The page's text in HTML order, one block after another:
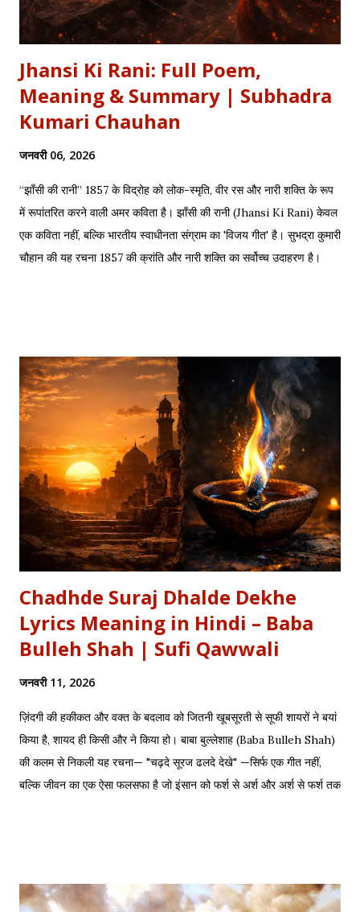
Jhansi Ki Rani: Full Poem,
Meaning & Summary | Subhadra
Kumari Chauhan
जनवरी 06, 2026
“झाँसी की रानी” 1857 के विद्रोह को लोक-स्मृति, वीर रस और नारी शक्ति के रूप
में रूपांतरित करने वाली अमर कविता है। झाँसी की रानी (Jhansi Ki Rani) केवल
एक कविता नहीं, बल्कि भारतीय स्वाधीनता संग्राम का 'विजय गीत' है। सुभद्रा कुमारी
चौहान की यह रचना 1857 की क्रांति और नारी शक्ति का सर्वोच्च उदाहरण है।
अपनी इच्छा से विद्रोह किया और इतिहास बदल दिया, ठीक वैसे ही जैसे हमने कुछ
औरतों की विद्रोही कहानियों में पढ़ा है। Exam Relevance (UPSC / NET
/ Academic) विषय: 1857 का स्वतंत्रता संग्राम (History) साहित्य: वीर रस
और राष्ट्रीय सांस्कृतिक काव्यधारा (Hindi Literature) महत्व: ...
Chadhde Suraj Dhalde Dekhe
Lyrics Meaning in Hindi – Baba
Bulleh Shah | Sufi Qawwali
जनवरी 11, 2026
ज़िंदगी की हकीकत और वक्त के बदलाव को जितनी खूबसूरती से सूफी शायरों ने बयां
किया है, शायद ही किसी और ने किया हो। बाबा बुल्लेशाह (Baba Bulleh Shah)
की कलम से निकली यह रचना— "चढ़दे सूरज ढलदे देखे" —सिर्फ एक गीत नहीं,
बल्कि जीवन का एक ऐसा फलसफा है जो इंसान को फर्श से अर्श और अर्श से फर्श तक
वक्त बदलते देर नहीं लगती। जिस तरह नुसरत फतेह अली खान साहब ने तुम्हें